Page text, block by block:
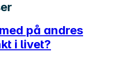
på andres
i livet?